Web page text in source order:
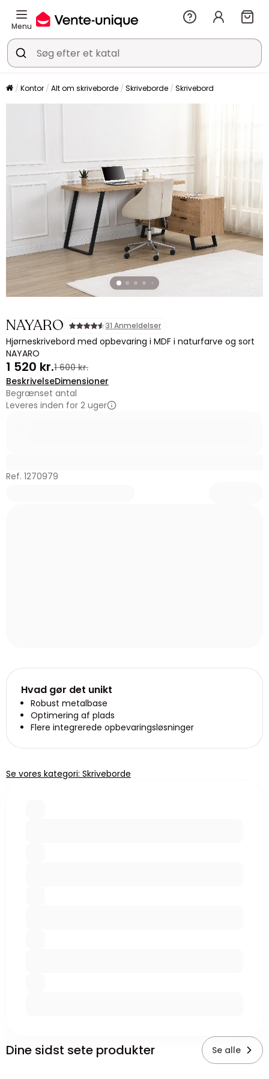
Menu
Kontor Alt om skriveborde Skriveborde Skrivebord
NAYARO 31 Anmeldelser
Hjørneskrivebord med opbevaring i MDF i naturfarve og sort
NAYARO
1 520 kr.1 600 kr.
BeskrivelseDimensioner
Begrænset antal
Leveres inden for 2 uger
Ref. 1270979
Hvad gør det unikt
Robust metalbase
Optimering af plads
Flere integrerede opbevaringsløsninger
Se vores kategori: Skriveborde
Dine sidst sete produkter Se alle